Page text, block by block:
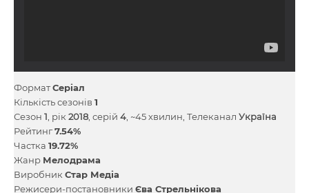
ФорматСеріал
Кількість сезонів 1
Сезон 1 , рік 2018, серій 4 , ~45 хвилин, Телеканал Україна
Рейтинг7.54%
Частка 19.72%
Жанр Мелодрама
Виробник Стар Медіа
Режисери-постановники Єва Стрельнікова